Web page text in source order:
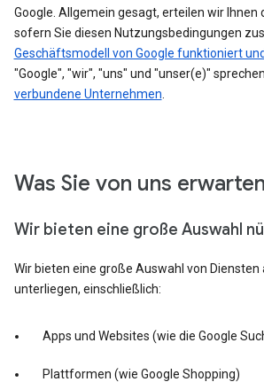
Google. Allgemein gesagt, erteilen wir Ihnen
sofern Sie diesen Nutzungsbedingungen
Geschäftsmodell von Google funktioniert
"Google", "wir", "uns" und "unser(e)"
verbundene Unternehmen
Was Sie von uns
Wir bieten eine große Auswahl
Wir bieten eine große Auswahl von
unterliegen, einschließlich:
Apps und Websites (wie die Google
Plattformen (wie Google Shopping)